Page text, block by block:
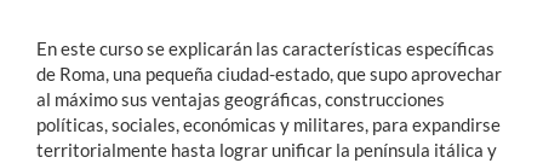
En este curso se explicarán las características específicas
de Roma, una pequeña ciudad-estado, que supo aprovechar
al máximo sus ventajas geográficas, construcciones
políticas, sociales, económicas y militares, para expandirse
territorialmente hasta lograr unificar la península itálica y